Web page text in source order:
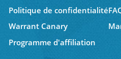
Politique de confidentialité
Warrant Canary
Programme d'affiliation